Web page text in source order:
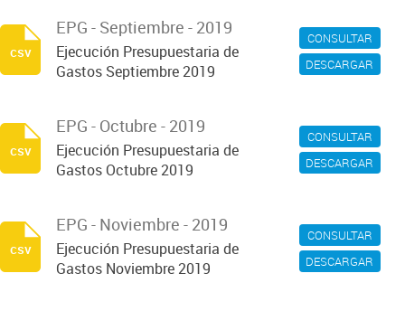
CONSULTAR
DESCARGAR
EPG - Septiembre - 2019
Ejecución Presupuestaria de
Gastos Septiembre 2019
csv
CONSULTAR
DESCARGAR
EPG - Octubre - 2019
Ejecución Presupuestaria de
Gastos Octubre 2019
csv
CONSULTAR
DESCARGAR
EPG - Noviembre - 2019
Ejecución Presupuestaria de
Gastos Noviembre 2019
csv